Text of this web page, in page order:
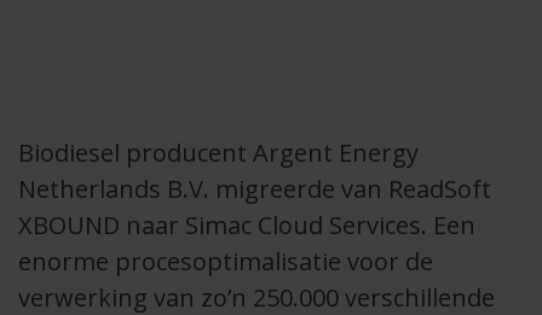
Biodiesel producent Argent Energy
Netherlands B.V. migreerde van ReadSoft
XBOUND naar Simac Cloud Services. Een
enorme procesoptimalisatie voor de
verwerking van zo’n 250.000 verschillende